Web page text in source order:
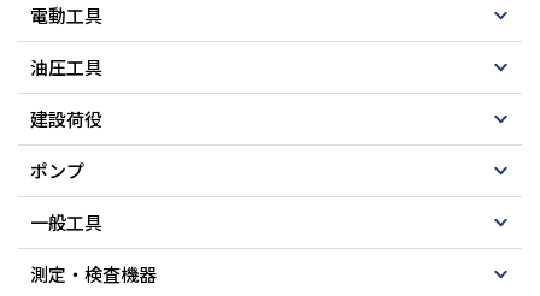
電動工具
油圧工具
建設荷役
ポンプ
一般工具
測定・検査機器